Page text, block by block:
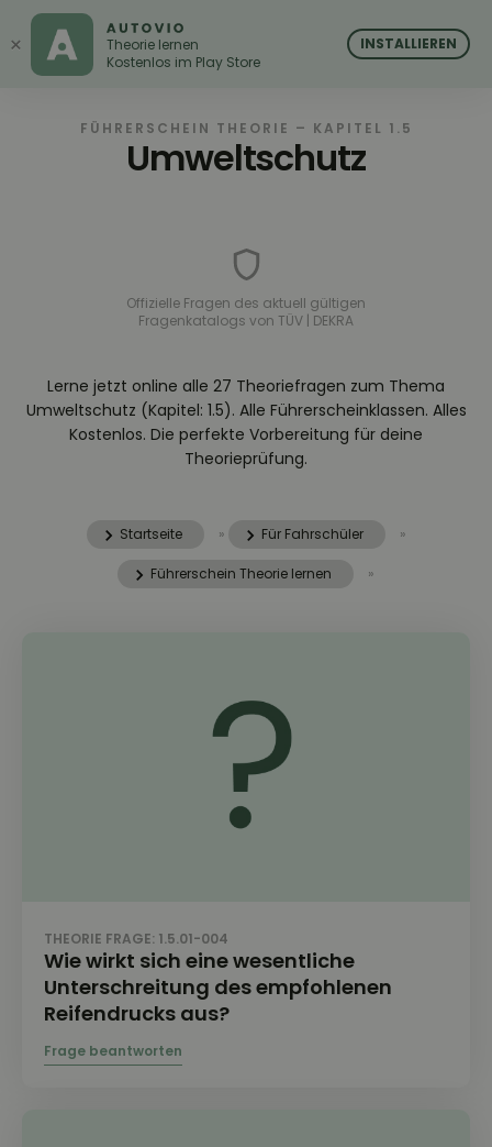
AUTOVIO
FÜHRERSCHEIN THEORIE – KAPITEL 1.5
Umweltschutz
Offizielle Fragen des aktuell gültigen
Fragenkatalogs von TÜV | DEKRA
Lerne jetzt online alle 27 Theoriefragen zum Thema
Umweltschutz (Kapitel: 1.5). Alle Führerscheinklassen. Alles
Kostenlos. Die perfekte Vorbereitung für deine
Theorieprüfung.
Startseite » Für Fahrschüler »
Führerschein Theorie lernen »
THEORIE FRAGE: 1.5.01-004
Wie wirkt sich eine wesentliche
Unterschreitung des empfohlenen
Reifendrucks aus?
× AUTOVIO
Theorie lernen
Kostenlos im Play Store
INSTALLIEREN